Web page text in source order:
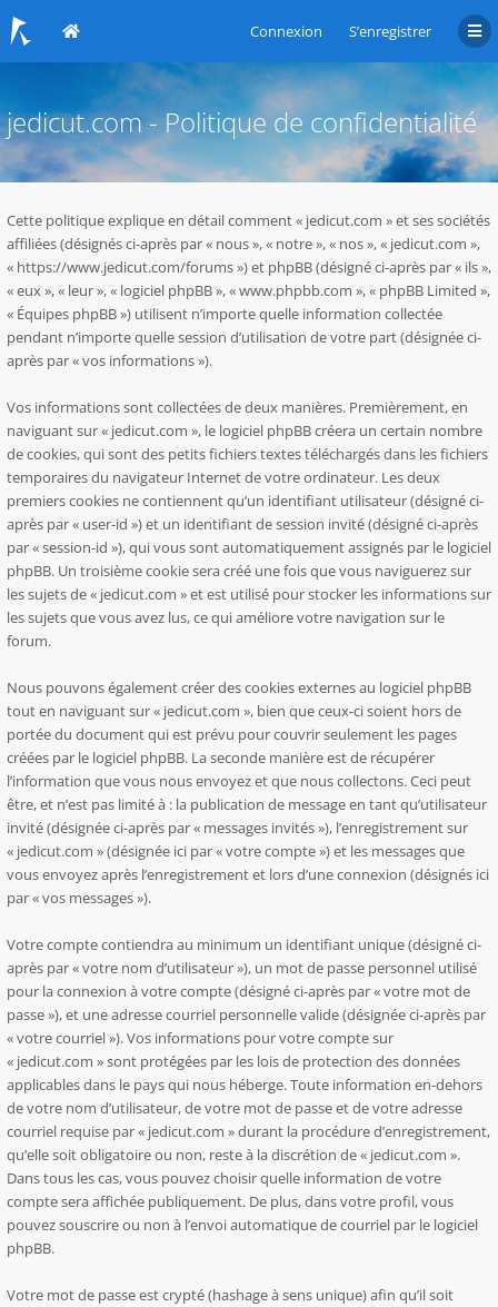
Connexion S’enregistrer
jedicut.com - Politique de confidentialité
Cette politique explique en détail comment « jedicut.com » et ses sociétés
affiliées (désignés ci-après par « nous », « notre », « nos », « jedicut.com »,
« https://www.jedicut.com/forums ») et phpBB (désigné ci-après par « ils »,
« eux », « leur », « logiciel phpBB », « www.phpbb.com », « phpBB Limited »,
« Équipes phpBB ») utilisent n’importe quelle information collectée
pendant n’importe quelle session d’utilisation de votre part (désignée ci-
après par « vos informations »).
Vos informations sont collectées de deux manières. Premièrement, en
naviguant sur « jedicut.com », le logiciel phpBB créera un certain nombre
de cookies, qui sont des petits fichiers textes téléchargés dans les fichiers
temporaires du navigateur Internet de votre ordinateur. Les deux
premiers cookies ne contiennent qu’un identifiant utilisateur (désigné ci-
après par « user-id ») et un identifiant de session invité (désigné ci-après
par « session-id »), qui vous sont automatiquement assignés par le logiciel
phpBB. Un troisième cookie sera créé une fois que vous naviguerez sur
les sujets de « jedicut.com » et est utilisé pour stocker les informations sur
les sujets que vous avez lus, ce qui améliore votre navigation sur le
forum.
Nous pouvons également créer des cookies externes au logiciel phpBB
tout en naviguant sur « jedicut.com », bien que ceux-ci soient hors de
portée du document qui est prévu pour couvrir seulement les pages
créées par le logiciel phpBB. La seconde manière est de récupérer
l’information que vous nous envoyez et que nous collectons. Ceci peut
être, et n’est pas limité à : la publication de message en tant qu’utilisateur
invité (désignée ci-après par « messages invités »), l’enregistrement sur
« jedicut.com » (désignée ici par « votre compte ») et les messages que
vous envoyez après l’enregistrement et lors d’une connexion (désignés ici
par « vos messages »).
Votre compte contiendra au minimum un identifiant unique (désigné ci-
après par « votre nom d’utilisateur »), un mot de passe personnel utilisé
pour la connexion à votre compte (désigné ci-après par « votre mot de
passe »), et une adresse courriel personnelle valide (désignée ci-après par
« votre courriel »). Vos informations pour votre compte sur
« jedicut.com » sont protégées par les lois de protection des données
applicables dans le pays qui nous héberge. Toute information en-dehors
de votre nom d’utilisateur, de votre mot de passe et de votre adresse
courriel requise par « jedicut.com » durant la procédure d’enregistrement,
qu’elle soit obligatoire ou non, reste à la discrétion de « jedicut.com ».
Dans tous les cas, vous pouvez choisir quelle information de votre
compte sera affichée publiquement. De plus, dans votre profil, vous
pouvez souscrire ou non à l’envoi automatique de courriel par le logiciel
phpBB.
Votre mot de passe est crypté (hashage à sens unique) afin qu’il soit